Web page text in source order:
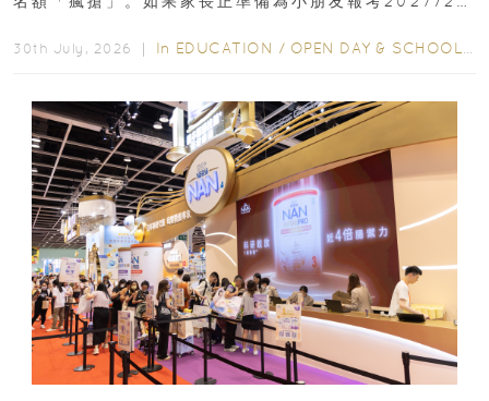
30th July, 2026 ｜ In EDUCATION / OPEN DAY & SCHOOL EVENTS